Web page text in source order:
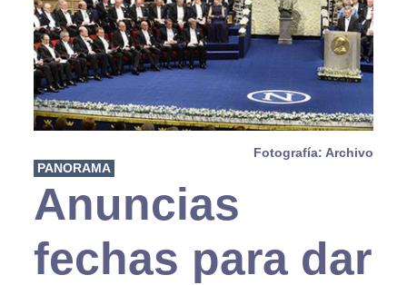
Fotografía: Archivo
PANORAMA
Anuncias
fechas para dar